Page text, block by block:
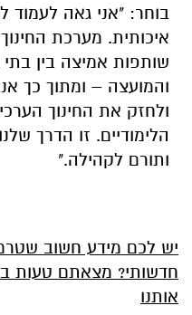
בוחר: "אני גאה לעמוד
איכותית. מערכת
שותפות אמיצה בין
והמועצה – ומתוך כך
ולחזק את החינוך
הלימודיים. זו הדרך
ותורם לקהילה."
יש לכם מידע חשוב
חדשותי? מצאתם טעות
אותנו